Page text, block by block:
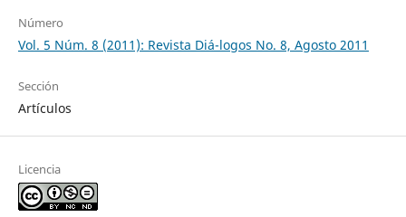
Número
Vol. 5 Núm. 8 (2011): Revista Diá-logos No. 8, Agosto 2011
Sección
Artículos
Licencia